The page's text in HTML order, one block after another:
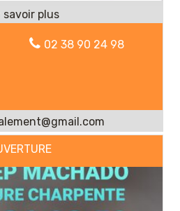
02 38 90 24 98